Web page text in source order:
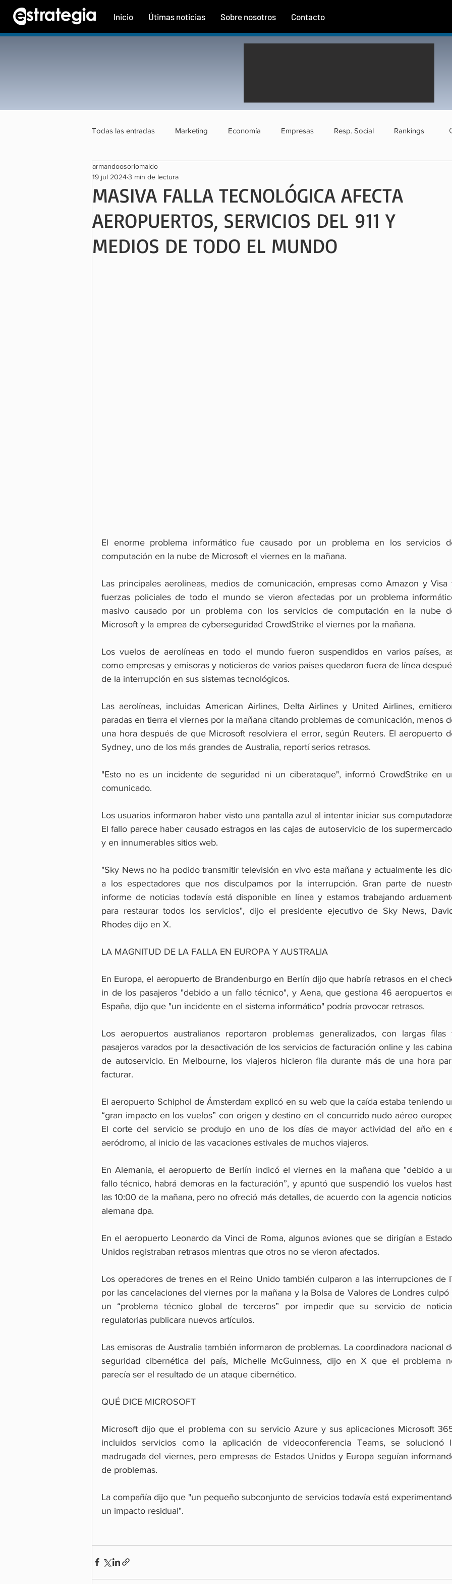
Inicio Útimas noticias Sobre nosotros Contacto
Todas las entradas Marketing Economía Empresas Resp. Social Rankings
Tecnología
MASIVA FALLA TECNOLÓGICA AFECTA
AEROPUERTOS, SERVICIOS DEL 911 Y
MEDIOS DE TODO EL MUNDO
armandoosoriomaldo
19 jul 20243 min de lectura
El enorme problema informático fue causado por un problema en los servicios
computación en la nube de Microsoft el viernes en la mañana.
Las principales aerolíneas, medios de comunicación, empresas como Amazon y Visa
fuerzas policiales de todo el mundo se vieron afectadas por un problema
masivo causado por un problema con los servicios de computación en la nube
Microsoft y la emprea de cyberseguridad CrowdStrike el viernes por la mañana.
Los vuelos de aerolíneas en todo el mundo fueron suspendidos en varios países,
como empresas y emisoras y noticieros de varios países quedaron fuera de línea
de la interrupción en sus sistemas tecnológicos.
Las aerolíneas, incluidas American Airlines, Delta Airlines y United Airlines,
paradas en tierra el viernes por la mañana citando problemas de comunicación, menos
una hora después de que Microsoft resolviera el error, según Reuters. El aeropuerto
Sydney, uno de los más grandes de Australia, reportí serios retrasos.
"Esto no es un incidente de seguridad ni un ciberataque", informó CrowdStrike en
comunicado.
Los usuarios informaron haber visto una pantalla azul al intentar iniciar sus
El fallo parece haber causado estragos en las cajas de autoservicio de los
y en innumerables sitios web.
"Sky News no ha podido transmitir televisión en vivo esta mañana y actualmente les
a los espectadores que nos disculpamos por la interrupción. Gran parte de
informe de noticias todavía está disponible en línea y estamos trabajando
para restaurar todos los servicios", dijo el presidente ejecutivo de Sky News,
Rhodes dijo en X.
LA MAGNITUD DE LA FALLA EN EUROPA Y AUSTRALIA
En Europa, el aeropuerto de Brandenburgo en Berlín dijo que habría retrasos en el
in de los pasajeros "debido a un fallo técnico", y Aena, que gestiona 46 aeropuertos
España, dijo que "un incidente en el sistema informático" podría provocar retrasos.
Los aeropuertos australianos reportaron problemas generalizados, con largas filas
pasajeros varados por la desactivación de los servicios de facturación online y las
de autoservicio. En Melbourne, los viajeros hicieron fila durante más de una hora
facturar.
El aeropuerto Schiphol de Ámsterdam explicó en su web que la caída estaba teniendo
“gran impacto en los vuelos” con origen y destino en el concurrido nudo aéreo
El corte del servicio se produjo en uno de los días de mayor actividad del año en
aeródromo, al inicio de las vacaciones estivales de muchos viajeros.
En Alemania, el aeropuerto de Berlín indicó el viernes en la mañana que "debido a
fallo técnico, habrá demoras en la facturación”, y apuntó que suspendió los vuelos
las 10:00 de la mañana, pero no ofreció más detalles, de acuerdo con la agencia
alemana dpa.
En el aeropuerto Leonardo da Vinci de Roma, algunos aviones que se dirigían a
Unidos registraban retrasos mientras que otros no se vieron afectados.
Los operadores de trenes en el Reino Unido también culparon a las interrupciones de
por las cancelaciones del viernes por la mañana y la Bolsa de Valores de Londres culpó
un “problema técnico global de terceros” por impedir que su servicio de
regulatorias publicara nuevos artículos.
Las emisoras de Australia también informaron de problemas. La coordinadora nacional
seguridad cibernética del país, Michelle McGuinness, dijo en X que el problema
parecía ser el resultado de un ataque cibernético.
QUÉ DICE MICROSOFT
Microsoft dijo que el problema con su servicio Azure y sus aplicaciones Microsoft
incluidos servicios como la aplicación de videoconferencia Teams, se solucionó
madrugada del viernes, pero empresas de Estados Unidos y Europa seguían
de problemas.
La compañía dijo que "un pequeño subconjunto de servicios todavía está
un impacto residual".